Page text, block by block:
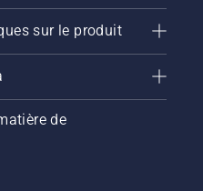
sur le produit
de